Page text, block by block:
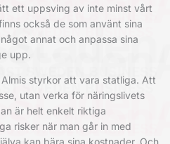
ett uppsving av inte minst vårt
också de som använt sina
annat och anpassa sina
upp.
styrkor att vara statliga. Att
utan verka för näringslivets
är helt enkelt riktiga
risker när man går in med